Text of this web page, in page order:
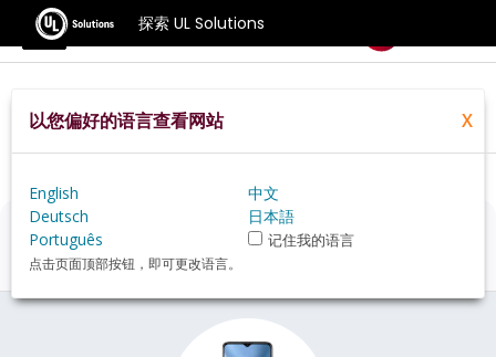
探索 UL Solutions
基准测试
Home Zh Hans Hardware
Huawei+Honor+Play+20+review
Huawei Honor Play 20
以您偏好的语言查看网站 X
English
中文
Deutsch
日本語
Português
记住我的语言
点击页面顶部按钮，即可更改语言。